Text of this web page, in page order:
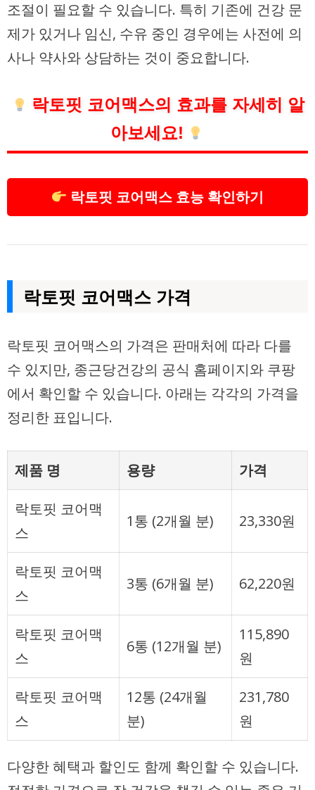
조절이 필요할 수 있습니다. 특히 기존에 건강 문
제가 있거나 임신, 수유 중인 경우에는 사전에 의
사나 약사와 상담하는 것이 중요합니다.
락토핏 코어맥스의 효과를 자세히 알
아보세요!
락토핏 코어맥스 효능 확인하기
락토핏 코어맥스 가격
락토핏 코어맥스의 가격은 판매처에 따라 다를
수 있지만, 종근당건강의 공식 홈페이지와 쿠팡
에서 확인할 수 있습니다. 아래는 각각의 가격을
정리한 표입니다.
제품 명 용량 가격
락토핏 코어맥
스
1통 (2개월 분) 23,330원
락토핏 코어맥
스
3통 (6개월 분) 62,220원
락토핏 코어맥
스
6통 (12개월 분)
115,890
원
락토핏 코어맥
스
12통 (24개월
분)
231,780
원
다양한 혜택과 할인도 함께 확인할 수 있습니다.